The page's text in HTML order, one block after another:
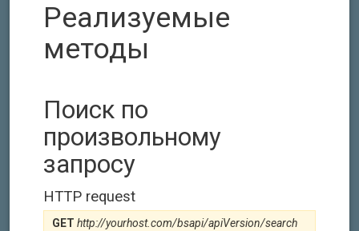
Реализуемые
методы
Поиск по
произвольному
запросу
HTTP request
GET http://yourhost.com/bsapi/apiVersion/search